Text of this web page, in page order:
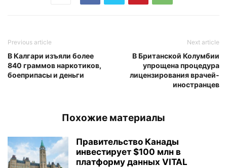
Previous article
В Калгари изъяли более
840 граммов наркотиков,
боеприпасы и деньги
Next article
В Британской Колумбии
упрощена процедура
лицензирования врачей-
иностранцев
Похожие материалы
Правительство Канады
инвестирует $100 млн в
платформу данных VITAL